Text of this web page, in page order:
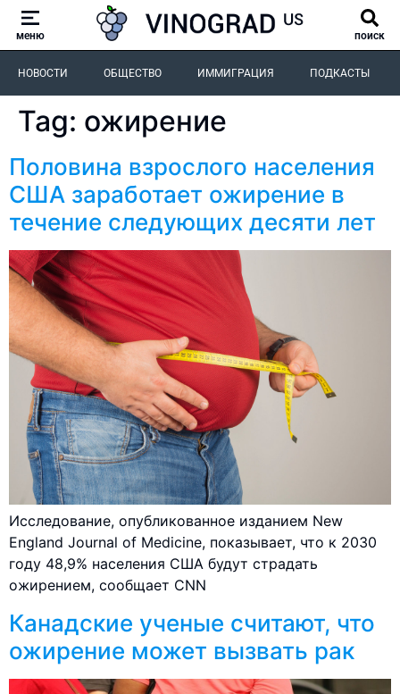
меню поиск
НОВОСТИ ОБЩЕСТВО ИММИГРАЦИЯ ПОДКАСТЫ
Tag: ожирение
Половина взрослого населения
США заработает ожирение в
течение следующих десяти лет
Исследование, опубликованное изданием New
England Journal of Medicine, показывает, что к 2030
году 48,9% населения США будут страдать
ожирением, сообщает CNN
Канадские ученые считают, что
ожирение может вызвать рак